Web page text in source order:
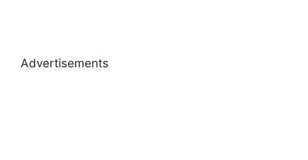
Advertisements